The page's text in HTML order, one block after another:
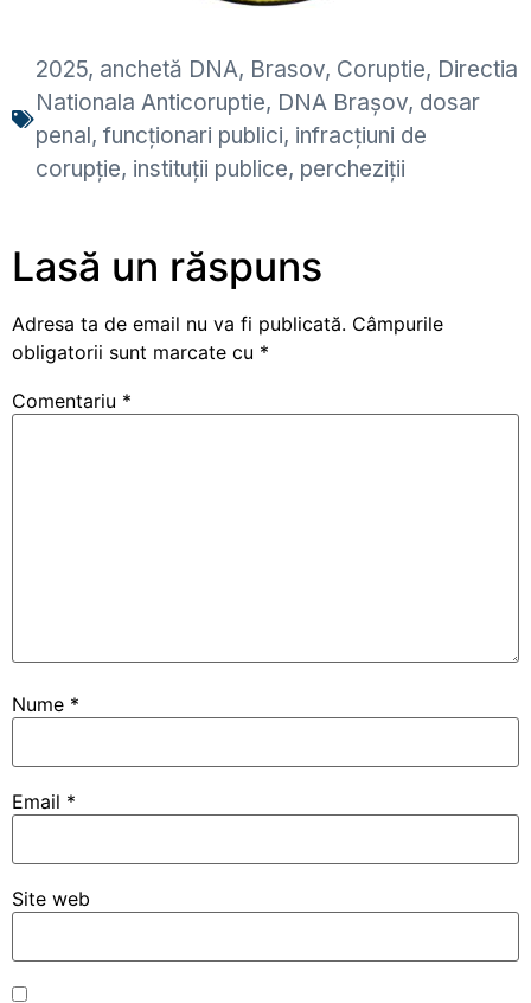
2025, anchetă DNA, Brasov, Coruptie, Directia
Nationala Anticoruptie, DNA Brașov, dosar
penal, funcționari publici, infracțiuni de
corupție, instituții publice, percheziții
Lasă un răspuns
Adresa ta de email nu va fi publicată. Câmpurile
obligatorii sunt marcate cu *
Comentariu *
Nume *
Email *
Site web